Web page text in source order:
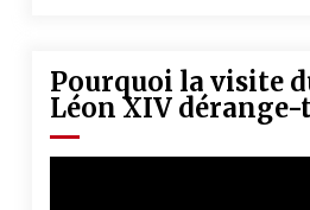
Pourquoi la visite
Léon XIV dérange-